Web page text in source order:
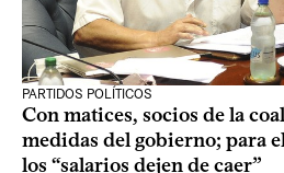
PARTIDOS POLÍTICOS
Con matices, socios de la
medidas del gobierno; para
los “salarios dejen de caer”